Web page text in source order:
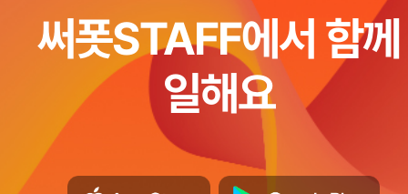
써폿STAFF에서 함께
일해요